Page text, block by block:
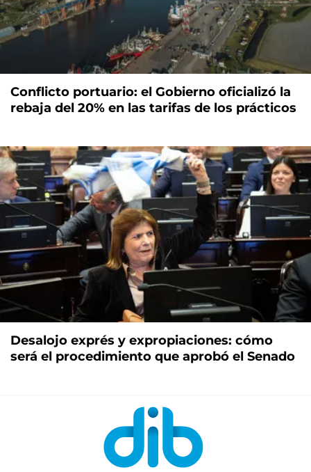
Conflicto portuario: el Gobierno oficializó la
rebaja del 20% en las tarifas de los prácticos
Desalojo exprés y expropiaciones: cómo
será el procedimiento que aprobó el Senado